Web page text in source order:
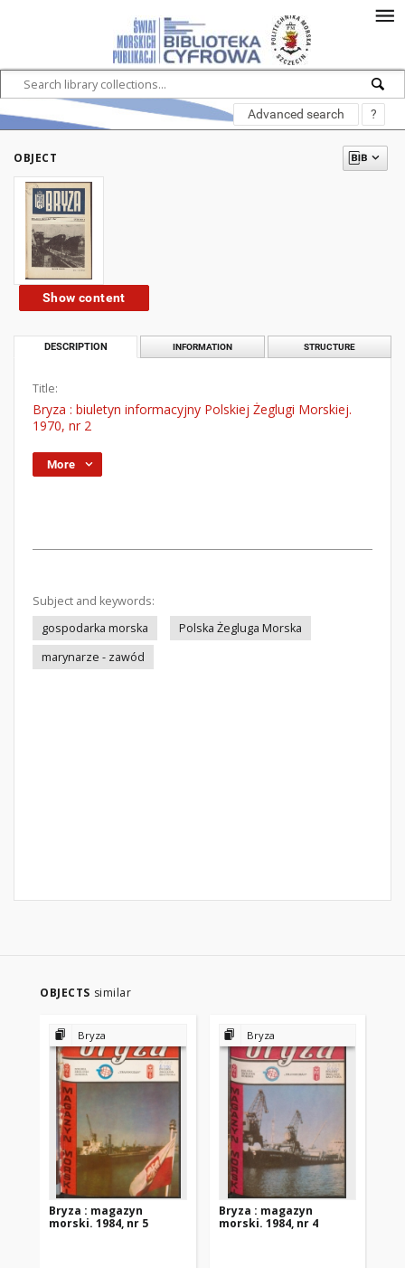
Advanced search ?
OBJECT
Show content
DESCRIPTION INFORMATION STRUCTURE
Title:
Bryza : biuletyn informacyjny Polskiej Żeglugi Morskiej.
1970, nr 2
More
Subject and keywords:
gospodarka morska
Polska Żegluga Morska
marynarze - zawód
OBJECTS similar
Bryza
Bryza : magazyn
morski. 1984, nr 5
Bryza
Bryza : magazyn
morski. 1984, nr 4